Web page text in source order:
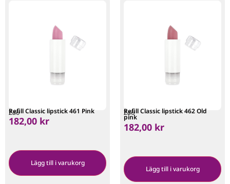
Zao
Refill Classic lipstick 461 Pink
182,00 kr
Lägg till i varukorg
Zao
Refill Classic lipstick 462 Old
pink
182,00 kr
Lägg till i varukorg